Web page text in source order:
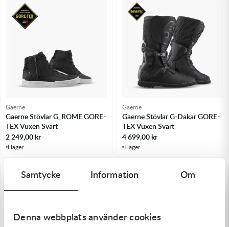
Samtycke Information Om
Denna webbplats använder cookies
Transmission & Drivlina
Vagnar
Variatordelar
Vinschar & Tillbehör
Vinterprodukter
Gaerne
Gaerne Stövlar G_ROME GORE-
TEX Vuxen Svart
2 249,00kr
I lager
Gaerne
Gaerne Stövlar G-Dakar GORE-
TEX Vuxen Svart
4 699,00kr
I lager